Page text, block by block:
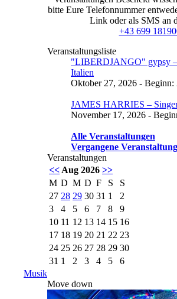
bitte Eure Telefonnummer
Link oder als SMS an
+43 699
Veranstaltungsliste
"LIBERDJANGO" gypsy
Italien
Oktober 27, 2026 - Beginn:
JAMES HARRIES –
November 17, 2026 -
Alle Veranstaltungen
Vergangene
Veranstaltungen
<< Aug 2026 >>
M D M D F S
S
27 28 29 30 31 1
2
3
4 5 6 7 8
9
10 11 12 13 14 15 16
17 18 19 20 21 22 23
24 25 26 27 28 29 30
31 1 2 3 4 5
6
Musik
Move down